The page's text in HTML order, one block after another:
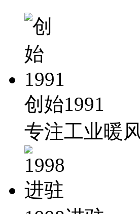
创始1991
专注工业暖